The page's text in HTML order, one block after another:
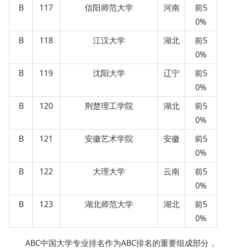
B
117 信阳师范大学 河南
前5
0%
B
118 江汉大学 湖北
前5
0%
B
119 沈阳大学 辽宁
前5
0%
B
120 荆楚理工学院 湖北
前5
0%
B
121 安徽艺术学院 安徽
前5
0%
B
122 大理大学 云南
前5
0%
B
123 湖北师范大学 湖北
前5
0%
ABC中国大学专业排名作为ABC排名的重要组成部分，